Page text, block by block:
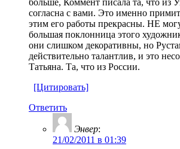
согласна с вами. Это именно
этим его работы прекрасны. НЕ
большая поклонница этого
они слишком декоративны, но
действительно талантлив, и это
Татьяна. Та, что из России.
[Цитировать]
Ответить
Энвер:
21/02/2011 в 01:39